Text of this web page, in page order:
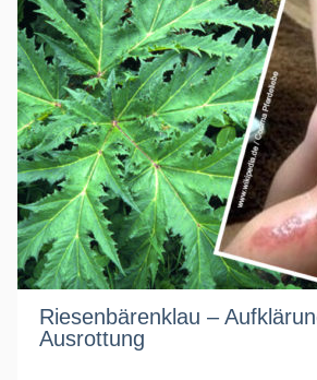
Riesenbärenklau –
Ausrottung